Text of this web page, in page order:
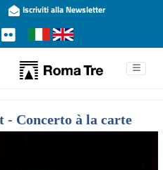
Iscriviti alla Newsletter
Concerto à la carte